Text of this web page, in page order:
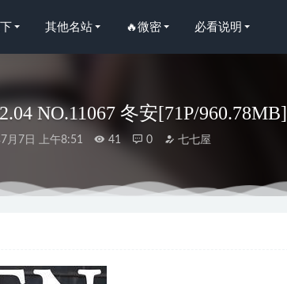
其他名站 🔥微密 必看说明
NO.11067 冬安[71P/960.78MB]
月7日 上午8:51 41 0 七七屋
魔 [35P-259M] 2023-09-08